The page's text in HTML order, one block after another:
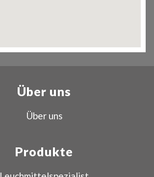
Über uns
Über uns
Produkte